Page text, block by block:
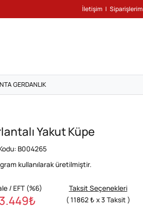
İletişim | Siparişlerim
GERDANLIK
Yakut Küpe
B004265
kullanılarak üretilmiştir.
/ EFT (%6)
₺
Taksit Seçenekleri
( 11862 ₺ x 3 Taksit )